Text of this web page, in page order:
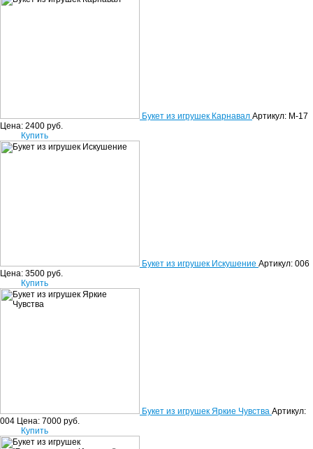
Букет из игрушек Карнавал Артикул: М-17
Цена: 2400 руб.
Купить
Букет из игрушек Искушение Артикул: 006
Цена: 3500 руб.
Купить
Букет из игрушек Яркие Чувства Артикул:
004 Цена: 7000 руб.
Купить